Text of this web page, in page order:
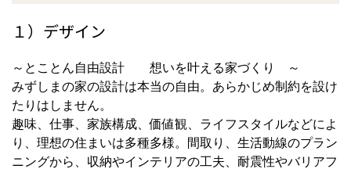
１）デザイン
～とことん自由設計 想いを叶える家づくり ～
みずしまの家の設計は本当の自由。あらかじめ制約を設け
たりはしません。
趣味、仕事、家族構成、価値観、ライフスタイルなどによ
り、理想の住まいは多種多様。間取り、生活動線のプラン
ニングから、収納やインテリアの工夫、耐震性やバリアフ